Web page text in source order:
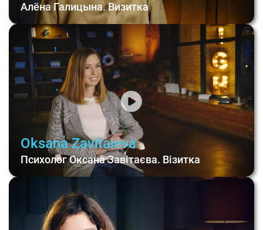
Алёна Галицына. Визитка
Oksana Zavitaieva
Психолог Оксана Завітаєва. Візитка